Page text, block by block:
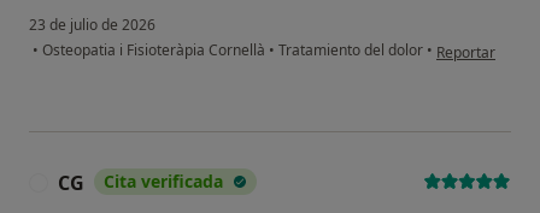
23 de julio de 2026
• Osteopatia i Fisioteràpia Cornellà • Tratamiento del dolor • en opinión del
Reportar
CG Cita verificada